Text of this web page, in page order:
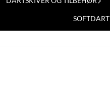
SOFTDART